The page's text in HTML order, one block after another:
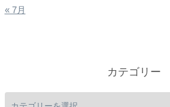
« 7月
カテゴリー